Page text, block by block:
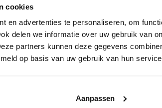
cookies
en advertenties te personaliseren, om
delen we informatie over uw gebruik van
partners kunnen deze gegevens
op basis van uw gebruik van hun
Aanpassen